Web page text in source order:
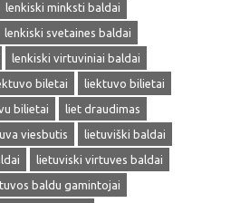
lenkiski minksti baldai
lenkiski svetaines baldai
lenkiski virtuviniai baldai
biletai
liektuvo bilietai
bilietai
liet draudimas
viesbutis
lietuviški baldai
lietuviski virtuves baldai
baldu gamintojai